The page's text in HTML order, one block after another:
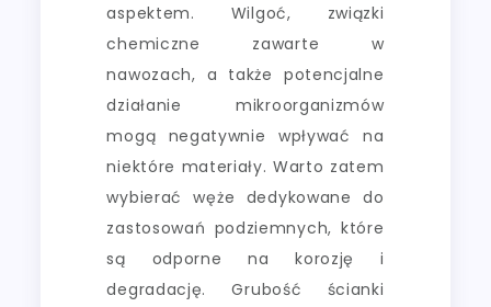
aspektem. Wilgoć, związki
chemiczne zawarte w
nawozach, a także potencjalne
działanie mikroorganizmów
mogą negatywnie wpływać na
niektóre materiały. Warto zatem
wybierać węże dedykowane do
zastosowań podziemnych, które
są odporne na korozję i
degradację. Grubość ścianki